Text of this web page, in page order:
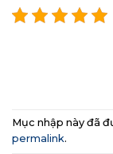
Mục nhập này đã
permalink.